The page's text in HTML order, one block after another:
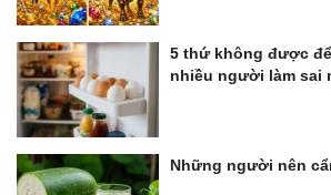
5 thứ không được
nhiều người làm sai
Những người nên